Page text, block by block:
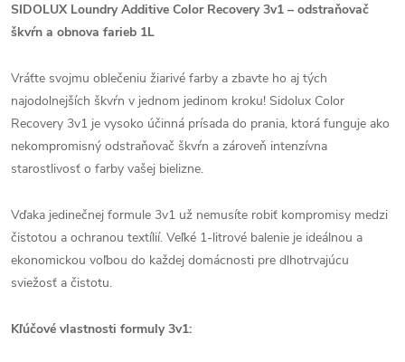
SIDOLUX Loundry Additive Color Recovery 3v1 – odstraňovač
škvŕn a obnova farieb 1L
Vráťte svojmu oblečeniu žiarivé farby a zbavte ho aj tých
najodolnejších škvŕn v jednom jedinom kroku! Sidolux Color
Recovery 3v1 je vysoko účinná prísada do prania, ktorá funguje ako
nekompromisný odstraňovač škvŕn a zároveň intenzívna
starostlivosť o farby vašej bielizne.
Vďaka jedinečnej formule 3v1 už nemusíte robiť kompromisy medzi
čistotou a ochranou textílií. Veľké 1-litrové balenie je ideálnou a
ekonomickou voľbou do každej domácnosti pre dlhotrvajúcu
sviežosť a čistotu.
Kľúčové vlastnosti formuly 3v1: